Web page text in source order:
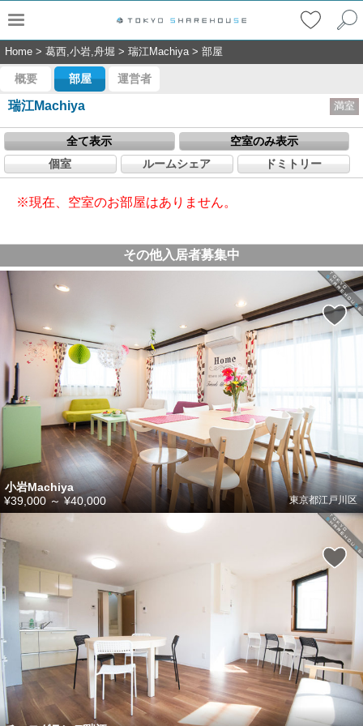
Home > 葛西,小岩,舟堀 > 瑞江Machiya> 部屋
概要 部屋 運営者
瑞江Machiya 満室
全て表示
空室のみ表示
個室
ルームシェア ドミトリー
※現在、空室のお部屋はありません。
その他入居者募集中
小岩Machiya
東京都江戸川区
¥39,000～ ¥40,000